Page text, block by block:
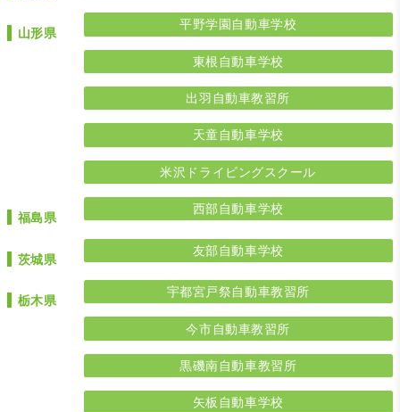
山形県
平野学園自動車学校
東根自動車学校
出羽自動車教習所
天童自動車学校
米沢ドライビングスクール
福島県
西部自動車学校
茨城県
友部自動車学校
栃木県
宇都宮戸祭自動車教習所
今市自動車教習所
黒磯南自動車教習所
矢板自動車学校